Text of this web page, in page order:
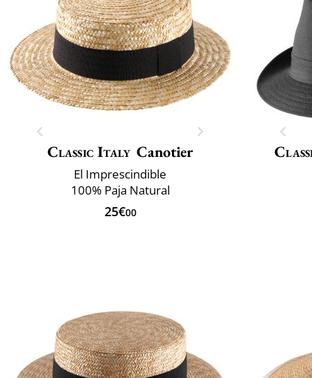
Classic Italy Canotier
El Imprescindible
100% Paja Natural
25€00